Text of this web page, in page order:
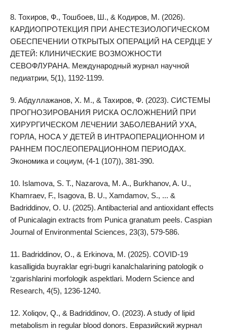
8. Тохиров, Ф., Тошбоев, Ш., & Кодиров, М. (2026).
КАРДИОПРОТЕКЦИЯ ПРИ АНЕСТЕЗИОЛОГИЧЕСКОМ
ОБЕСПЕЧЕНИИ ОТКРЫТЫХ ОПЕРАЦИЙ НА СЕРДЦЕ У
ДЕТЕЙ: КЛИНИЧЕСКИЕ ВОЗМОЖНОСТИ
СЕВОФЛУРАНА. Международный журнал научной
педиатрии, 5(1), 1192-1199.
9. Абдуллажанов, Х. М., & Тахиров, Ф. (2023). СИСТЕМЫ
ПРОГНОЗИРОВАНИЯ РИСКА ОСЛОЖНЕНИЙ ПРИ
ХИРУРГИЧЕСКОМ ЛЕЧЕНИИ ЗАБОЛЕВАНИЙ УХА,
ГОРЛА, НОСА У ДЕТЕЙ В ИНТРАОПЕРАЦИОННОМ И
РАННЕМ ПОСЛЕОПЕРАЦИОННОМ ПЕРИОДАХ.
Экономика и социум, (4-1 (107)), 381-390.
10. Islamova, S. T., Nazarova, M. A., Burkhanov, A. U.,
Khamraev, F., Isagova, B. U., Xamdamov, S., ... &
Badriddinov, O. U. (2025). Antibacterial and antioxidant effects
of Punicalagin extracts from Punica granatum peels. Caspian
Journal of Environmental Sciences, 23(3), 579-586.
11. Badriddinov, O., & Erkinova, M. (2025). COVID-19
kasalligida buyraklar egri-bugri kanalchalarining patologik o
‘zgarishlarini morfologik aspektlari. Modern Science and
Research, 4(5), 1236-1240.
12. Xoliqov, Q., & Badriddinov, O. (2023). A study of lipid
metabolism in regular blood donors. Евразийский журнал